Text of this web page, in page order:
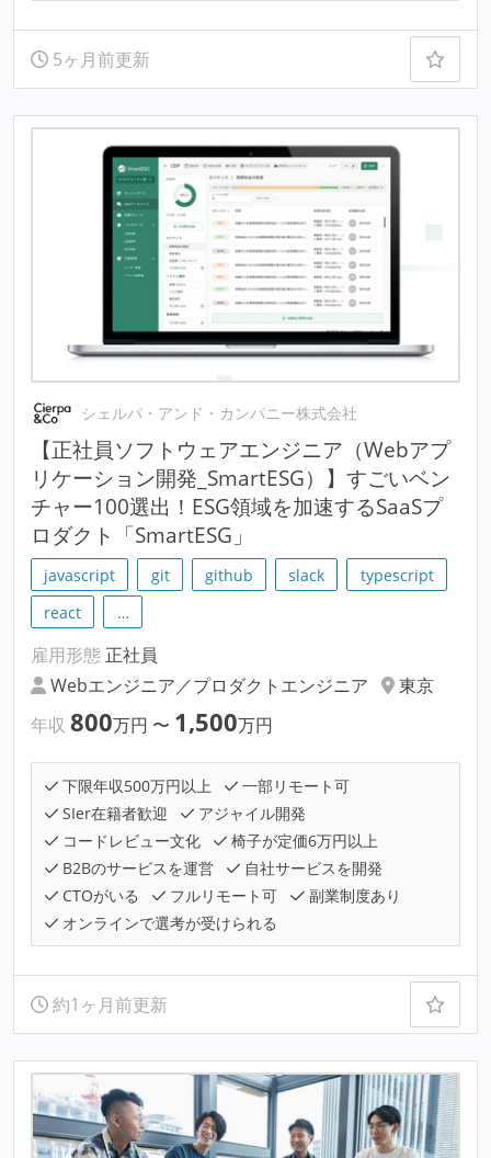
5ヶ月前更新
シェルパ・アンド・カンパニー株式会社
【正社員ソフトウェアエンジニア（Webアプ
リケーション開発_SmartESG）】すごいベン
チャー100選出！ESG領域を加速するSaaSプ
ロダクト「SmartESG」
javascript git github slack
typescript
react
…
雇用形態 正社員
Webエンジニア／プロダクトエンジニア
東京
年収 800万円 〜 1,500万円
下限年収500万円以上
一部リモート可
SIer在籍者歓迎
アジャイル開発
コードレビュー文化
椅子が定価6万円以上
B2Bのサービスを運営
自社サービスを開発
CTOがいる
フルリモート可
副業制度あり
オンラインで選考が受けられる
約1ヶ月前更新